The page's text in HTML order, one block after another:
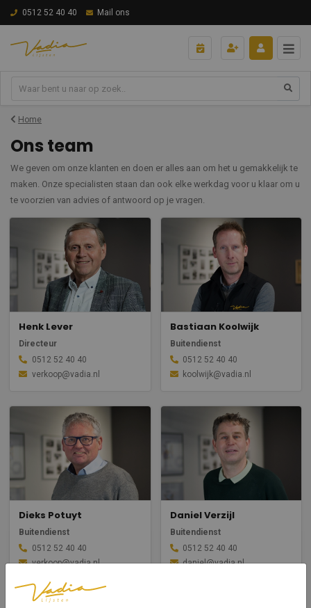
0512 52 40 40 Mail ons
Home
Ons team
We geven om onze klanten en doen er alles aan om het u gemakkelijk te
maken. Onze specialisten staan dan ook elke werkdag voor u klaar om u
te voorzien van advies of antwoord op je vragen.
Henk Lever
Directeur
0512 52 40 40
verkoop@vadia.nl
Bastiaan Koolwijk
Buitendienst
0512 52 40 40
koolwijk@vadia.nl
Dieks Potuyt
Buitendienst
0512 52 40 40
verkoop@vadia.nl
Daniel Verzijl
Buitendienst
0512 52 40 40
daniel@vadia.nl